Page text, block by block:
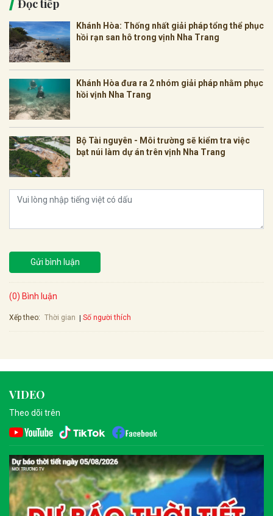
Đọc tiếp
Khánh Hòa: Thống nhất giải pháp tổng thể phục
hồi rạn san hô trong vịnh Nha Trang
Khánh Hòa đưa ra 2 nhóm giải pháp nhằm phục
hồi vịnh Nha Trang
Bộ Tài nguyên - Môi trường sẽ kiểm tra việc
bạt núi làm dự án trên vịnh Nha Trang
Gửi bình luận
(0) Bình luận
Xếp theo: Thời gian Số người thích
VIDEO
Theo dõi trên